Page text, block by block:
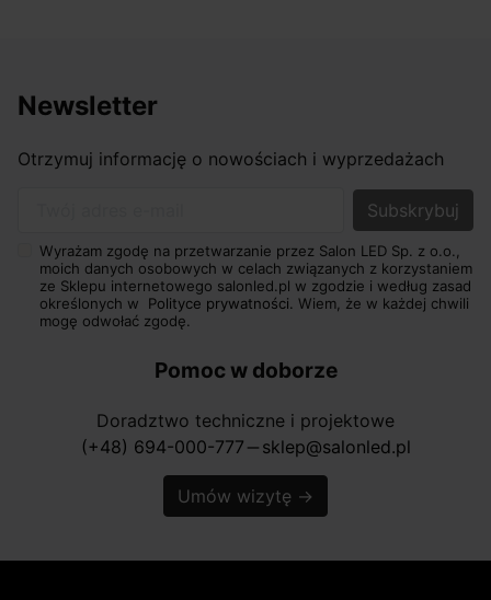
Newsletter
Otrzymuj informację o nowościach i wyprzedażach
Wyrażam zgodę na przetwarzanie przez Salon LED Sp. z o.o.,
moich danych osobowych w celach związanych z korzystaniem
ze Sklepu internetowego salonled.pl w zgodzie i według zasad
określonych w Polityce prywatności. Wiem, że w każdej chwili
mogę odwołać zgodę.
Pomoc w doborze
Doradztwo techniczne i projektowe
(+48) 694-000-777 horizontal_rule sklep@salonled.pl
Umów wizytę →